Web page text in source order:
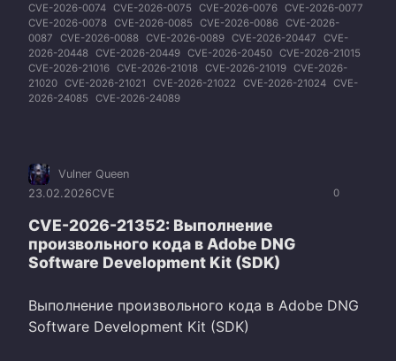
CVE-2026-0074 CVE-2026-0075 CVE-2026-0076 CVE-2026-0077
CVE-2026-0078 CVE-2026-0085 CVE-2026-0086 CVE-2026-
0087
CVE-2026-0088 CVE-2026-0089 CVE-2026-20447
CVE-
2026-20448 CVE-2026-20449 CVE-2026-20450 CVE-2026-21015
CVE-2026-21016 CVE-2026-21018 CVE-2026-21019 CVE-2026-
21020 CVE-2026-21021 CVE-2026-21022 CVE-2026-21024 CVE-
2026-24085
CVE-2026-24089
0
Vulner Queen
23.02.2026CVE
CVE-2026-21352: Выполнение
произвольного кода в Adobe DNG
Software Development Kit (SDK)
Выполнение произвольного кода в Adobe DNG
Software Development Kit (SDK)